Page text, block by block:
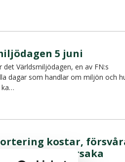
5 juni
det Världsmiljödagen, en av FN:s
dagar som handlar om miljön och
ka…
kostar,
och kan orsaka